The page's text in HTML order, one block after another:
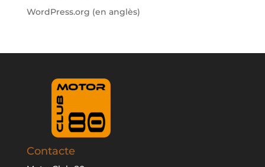
WordPress.org (en anglès)
Contacte